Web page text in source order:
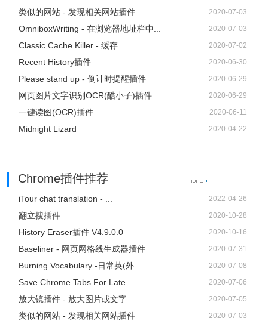
类似的网站 - 发现相关网站插件 2020-07-03
OmniboxWriting - 在浏览器地址栏中... 2020-07-03
Classic Cache Killer - 缓存... 2020-07-02
Recent History插件 2020-06-30
Please stand up - 倒计时提醒插件 2020-06-29
网页图片文字识别OCR(酷小子)插件 2020-06-29
一键读图(OCR)插件 2020-06-11
Midnight Lizard 2020-04-22
Chrome插件推荐
iTour chat translation - ... 2022-04-26
翻立搜插件 2020-10-28
History Eraser插件 V4.9.0.0 2020-10-16
Baseliner - 网页网格线生成器插件 2020-07-31
Burning Vocabulary -日常英(外... 2020-07-08
Save Chrome Tabs For Late... 2020-07-06
放大镜插件 - 放大图片或文字 2020-07-05
类似的网站 - 发现相关网站插件 2020-07-03